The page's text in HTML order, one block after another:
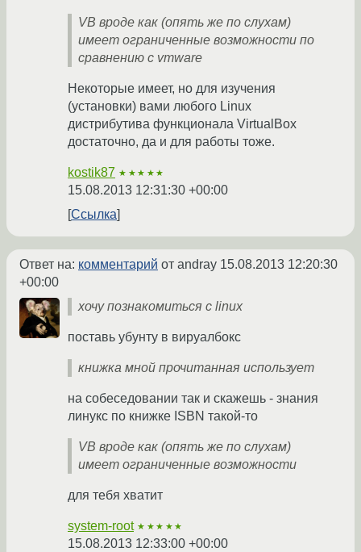
VB вроде как (опять же по слухам)
имеет ограниченные возможности по
сравнению с vmware
Некоторые имеет, но для изучения
(установки) вами любого Linux
дистрибутива функционала VirtualBox
достаточно, да и для работы тоже.
kostik87 ★★★★★
15.08.2013 12:31:30 +00:00
Ссылка
Ответ на: комментарий от andray 15.08.2013 12:20:30
+00:00
хочу познакомиться с linux
поставь убунту в вируалбокс
книжка мной прочитанная использует
на собеседовании так и скажешь - знания
линукс по книжке ISBN такой-то
VB вроде как (опять же по слухам)
имеет ограниченные возможности
для тебя хватит
system-root ★★★★★
15.08.2013 12:33:00 +00:00